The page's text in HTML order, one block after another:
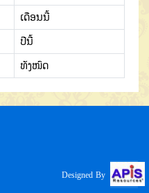
ເດືອນນີ້
ປີນີ້
ທັງໜົດ
Designed By